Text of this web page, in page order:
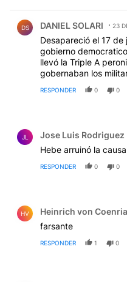
DS DANIEL SOLARI 23
Desapareció el 17
gobierno
llevó la Triple A
gobernaban los
RESPONDER 0 0
JL Jose Luis Rodriguez
Hebe arruinó la
RESPONDER 0 0
HV Heinrich von
farsante
RESPONDER 1 0